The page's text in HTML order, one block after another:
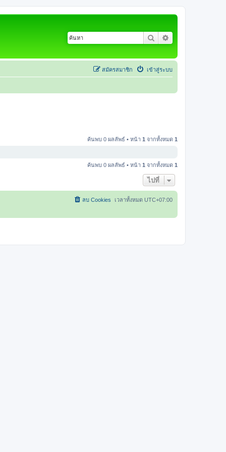
ค้นหา
เข้าสู่ระบบ
สมัครสมาชิก
ค้นพบ 0 ผลลัพธ์ • หน้า 1 จากทั้งหมด 1
ค้นพบ 0 ผลลัพธ์ • หน้า 1 จากทั้งหมด 1
ไปที่
เวลาทั้งหมด UTC+07:00
ลบ Cookies